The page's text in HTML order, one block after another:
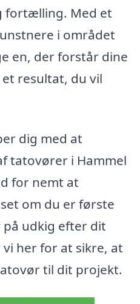
fortælling. Med et
i området
en, der forstår dine
resultat, du vil
dig med at
tatovører i Hammel
for nemt at
om du er første
på udkig efter dit
her for at sikre, at
til dit projekt.